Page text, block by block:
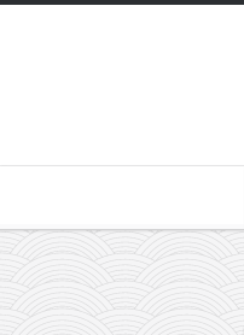
internet poslovanje
ishranom do zdravlja
moj haiku